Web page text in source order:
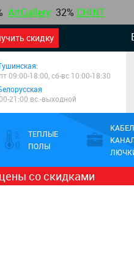
ArtGallery 32% CHINT
скидку
09:00-18:00, сб-вс 10:00-18:30
21:00 вс.-выходной
ТЕПЛЫЕ
ПОЛЫ
со скидками